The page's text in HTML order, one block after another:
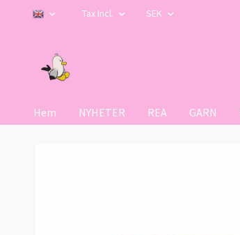
Tax Incl. SEK
Hem NYHETER REA GARN